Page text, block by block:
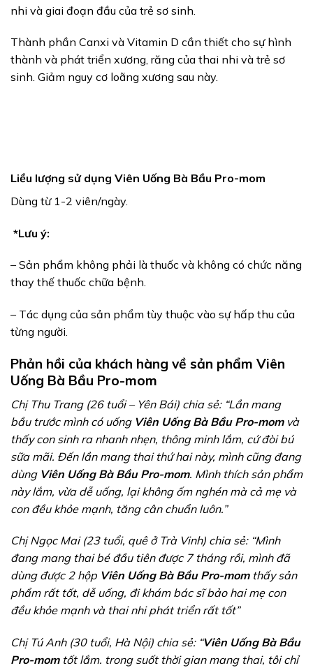
nhi và giai đoạn đầu của trẻ sơ sinh.
Thành phần Canxi và Vitamin D cần thiết cho sự hình
thành và phát triển xương, răng của thai nhi và trẻ sơ
sinh. Giảm nguy cơ loãng xương sau này.
Liều lượng sử dụng Viên Uống Bà Bầu Pro-mom
Dùng từ 1-2 viên/ngày.
*Lưu ý:
– Sản phẩm không phải là thuốc và không có chức năng
thay thế thuốc chữa bệnh.
– Tác dụng của sản phẩm tùy thuộc vào sự hấp thu của
từng người.
Phản hồi của khách hàng về sản phẩm Viên
Uống Bà Bầu Pro-mom
Chị Thu Trang (26 tuổi – Yên Bái) chia sẻ: “Lần mang
bầu trước mình có uống Viên Uống Bà Bầu Pro-mom và
thấy con sinh ra nhanh nhẹn, thông minh lắm, cứ đòi bú
sữa mãi. Đến lần mang thai thứ hai này, mình cũng đang
dùng Viên Uống Bà Bầu Pro-mom. Mình thích sản phẩm
này lắm, vừa dễ uống, lại không ốm nghén mà cả mẹ và
con đều khỏe mạnh, tăng cân chuẩn luôn.”
Chị Ngọc Mai (23 tuổi, quê ở Trà Vinh) chia sẻ: “Mình
đang mang thai bé đầu tiên được 7 tháng rồi, mình đã
dùng được 2 hộp Viên Uống Bà Bầu Pro-momthấy sản
phẩm rất tốt, dễ uống, đi khám bác sĩ bảo hai mẹ con
đều khỏe mạnh và thai nhi phát triển rất tốt”
Chị Tú Anh (30 tuổi, Hà Nội) chia sẻ: “Viên Uống Bà Bầu
Pro-momtốt lắm. trong suốt thời gian mang thai, tôi chỉ